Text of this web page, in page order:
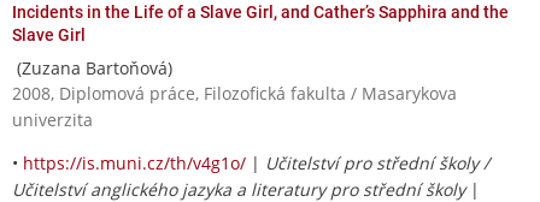
Incidents in the Life of a Slave Girl, and Cather’s Sapphira and the
Slave Girl
(Zuzana Bartoňová)
2008, Diplomová práce, Filozofická fakulta / Masarykova
univerzita
• https://is.muni.cz/th/v4g1o/ | Učitelství pro střední školy /
Učitelství anglického jazyka a literatury pro střední školy|